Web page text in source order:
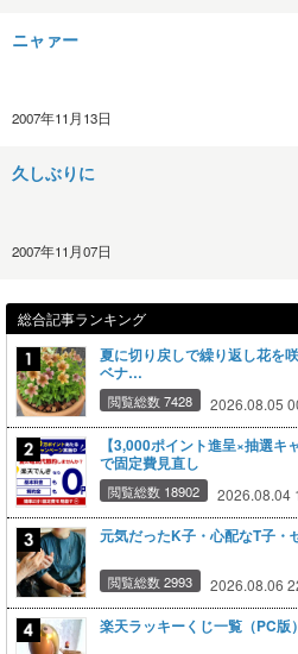
ニャァー
2007年11月13日
久しぶりに
2007年11月07日
総合記事ランキング
夏に切り戻しで繰り返し花を
ベナ…
閲覧総数 7428 2026.08.05
【3,000ポイント進呈×抽選キ
で固定費見直し
閲覧総数 18902 2026.08.04
元気だったK子・心配なT子・
閲覧総数 2993 2026.08.06
楽天ラッキーくじ一覧（PC版）